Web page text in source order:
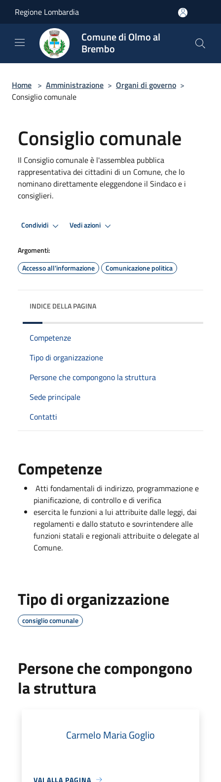
Regione Lombardia
Comune di Olmo al
Brembo
Home > Amministrazione > Organi di governo >
Consiglio comunale
Consiglio comunale
Il Consiglio comunale è l'assemblea pubblica
rappresentativa dei cittadini di un Comune, che lo
nominano direttamente eleggendone il Sindaco e i
consiglieri.
Condividi Vedi azioni
Argomenti:
Accesso all'informazione
Comunicazione politica
INDICE DELLA PAGINA
Competenze
Tipo di organizzazione
Persone che compongono la struttura
Sede principale
Contatti
Competenze
Atti fondamentali di indirizzo, programmazione e
pianificazione, di controllo e di verifica
esercita le funzioni a lui attribuite dalle leggi, dai
regolamenti e dallo statuto e sovrintendere alle
funzioni statali e regionali attribuite o delegate al
Comune.
Tipo di organizzazione
consiglio comunale
Persone che compongono
la struttura
Carmelo Maria Goglio
VAI ALLA PAGINA